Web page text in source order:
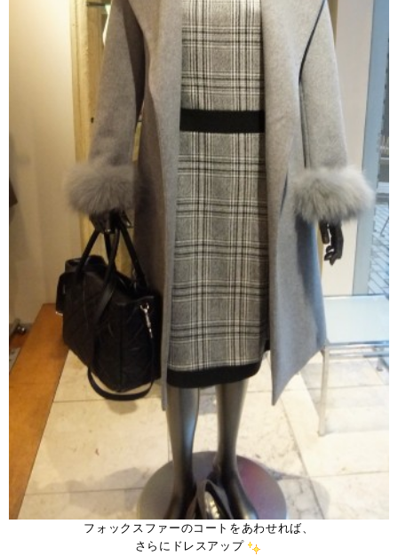
フォックスファーのコートをあわせれば、
さらにドレスアップ